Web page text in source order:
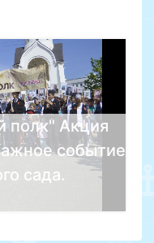
полк" Акция
событие
сада.